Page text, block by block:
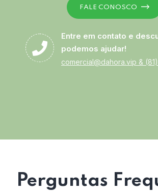
FALE CONOSCO
Entre em contato e
podemos ajudar!
comercial@dahora.vip &
Perguntas